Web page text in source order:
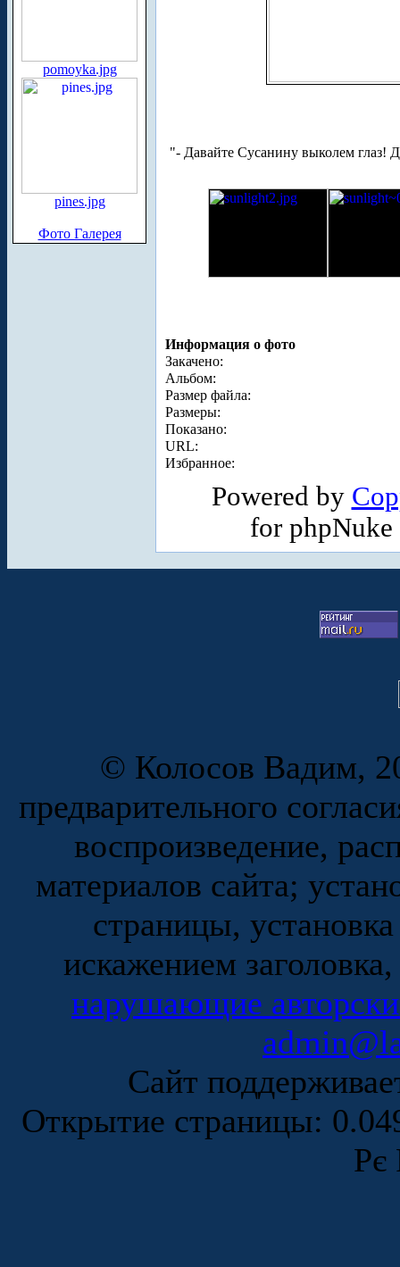
pomoyka.jpg
pines.jpg
Фото Галерея
"- Давайте Сусанину выколем глаз!
Информация о фото
Закачено:
Альбом:
Размер файла:
Размеры:
Показано:
URL:
Избранное:
Powered by
for
© Колосов Вадим,
предварительного
воспроизведение,
материалов сайта;
страницы,
искажением
нарушающие
Сайт
Открытие страницы:
Рє